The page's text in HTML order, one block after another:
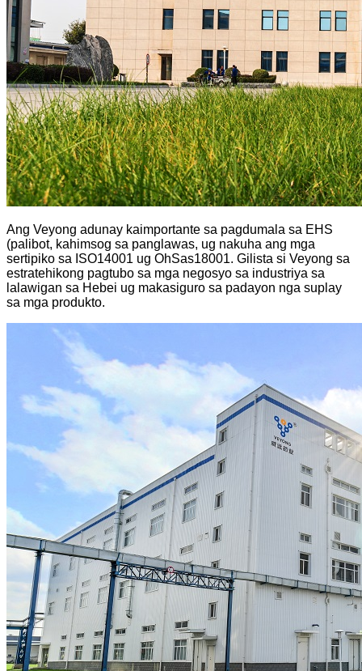
Ang Veyong adunay kaimportante sa pagdumala sa EHS
(palibot, kahimsog sa panglawas, ug nakuha ang mga
sertipiko sa ISO14001 ug OhSas18001. Gilista si Veyong sa
estratehikong pagtubo sa mga negosyo sa industriya sa
lalawigan sa Hebei ug makasiguro sa padayon nga suplay
sa mga produkto.